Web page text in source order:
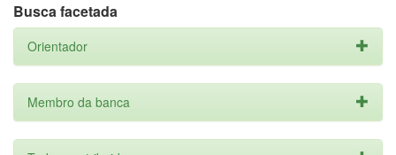
Busca facetada
Orientador
Membro da banca